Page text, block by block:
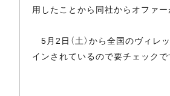
用したことから同社からオファー
5月2日（土）から全国のヴィレ
インされているので要チェックで